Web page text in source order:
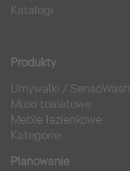
Katalogi
Produkty
Umywalki / SensoWash
Miski toaletowe
Meble łazienkowe
Kategorie
Planowanie